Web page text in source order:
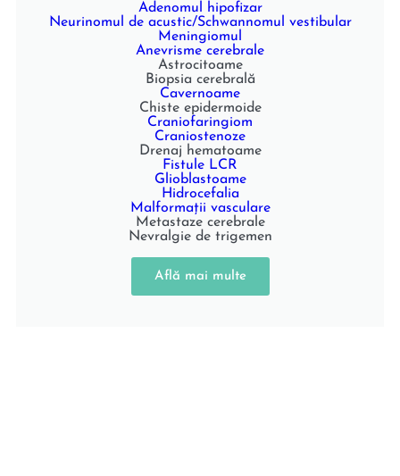
Adenomul hipofizar
Neurinomul de acustic/Schwannomul vestibular
Meningiomul
Anevrisme cerebrale
Astrocitoame
Biopsia cerebrală
Cavernoame
Chiste epidermoide
Craniofaringiom
Craniostenoze
Drenaj hematoame
Fistule LCR
Glioblastoame
Hidrocefalia
Malformații vasculare
Metastaze cerebrale
Nevralgie de trigemen
Află mai multe